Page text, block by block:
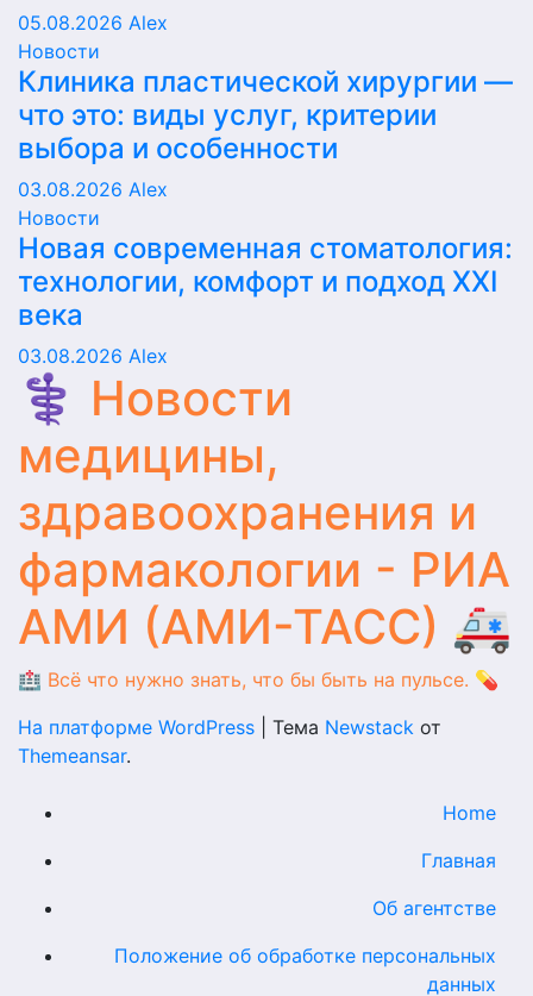
05.08.2026 Alex
Новости
Клиника пластической хирургии —
что это: виды услуг, критерии
выбора и особенности
03.08.2026 Alex
Новости
Новая современная стоматология:
технологии, комфорт и подход XXI
века
03.08.2026 Alex
⚕️ Новости
медицины,
здравоохранения и
фармакологии - РИА
АМИ (АМИ-ТАСС) 🚑
🏥 Всё что нужно знать, что бы быть на пульсе. 💊
На платформе WordPress
Тема Newstack от
Themeansar.
Home
Главная
Об агентстве
Положение об обработке персональных
данных